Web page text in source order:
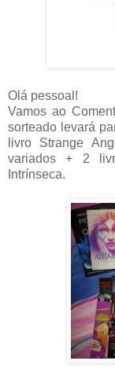
Olá pessoal!
Vamos ao
sorteado levará
livro Strange
variados + 2
Intrínseca.